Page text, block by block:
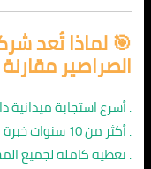
🎯 لماذا تُعد
الصراصير
. أسرع استجابة ميدانية
. أكثر من 10 سنوات خبرة في التعامل مع جميع أنواع الصراصير
. تغطية كاملة لجميع